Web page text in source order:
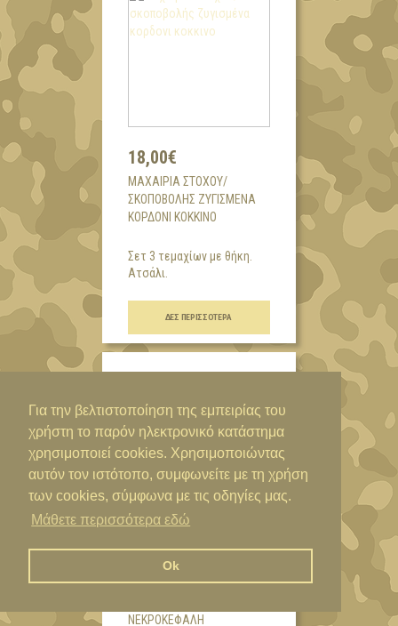
Για την βελτιστοποίηση της εμπειρίας του
χρήστη το παρόν ηλεκτρονικό κατάστημα
χρησιμοποιεί cookies. Χρησιμοποιώντας
αυτόν τον ιστότοπο, συμφωνείτε με τη χρήση
των cookies, σύμφωνα με τις οδηγίες μας.
Μάθετε περισσότερα εδώ
Ok
18,00€
ΜΑΧΑΊΡΙΑ ΣΤΌΧΟΥ/
ΣΚΟΠΟΒΟΛΉΣ ΖΥΓΙΣΜΈΝΑ
ΚΟΡΔΟΝΙ ΚΟΚΚΙΝΟ
Σετ 3 τεμαχίων με θήκη.
Aτσάλι.
...
ΔΕΣ ΠΕΡΙΣΣΌΤΕΡΑ
20,00€
ΜΑΧΑΊΡΙΑ ΣΤΌΧΟΥ/
ΝΕΚΡΟΚΕΦΑΛΉ